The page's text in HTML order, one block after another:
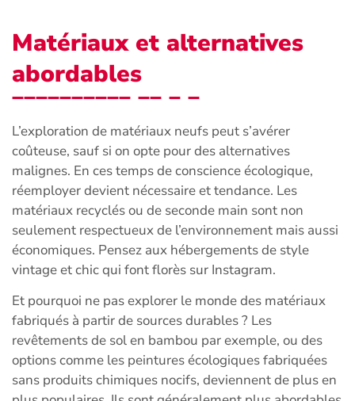
Matériaux et alternatives
abordables
L’exploration de matériaux neufs peut s’avérer
coûteuse, sauf si on opte pour des alternatives
malignes. En ces temps de conscience écologique,
réemployer devient nécessaire et tendance. Les
matériaux recyclés ou de seconde main sont non
seulement respectueux de l’environnement mais aussi
économiques. Pensez aux hébergements de style
vintage et chic qui font florès sur Instagram.
Et pourquoi ne pas explorer le monde des matériaux
fabriqués à partir de sources durables ? Les
revêtements de sol en bambou par exemple, ou des
options comme les peintures écologiques fabriquées
sans produits chimiques nocifs, deviennent de plus en